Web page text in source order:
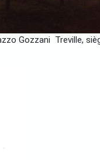
Gozzani Treville,